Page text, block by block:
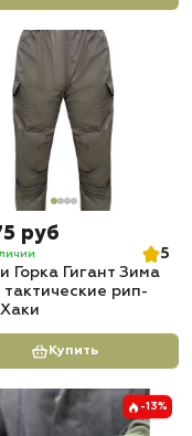
руб
5
Горка Гигант Зима
рип-
Купить
-13%